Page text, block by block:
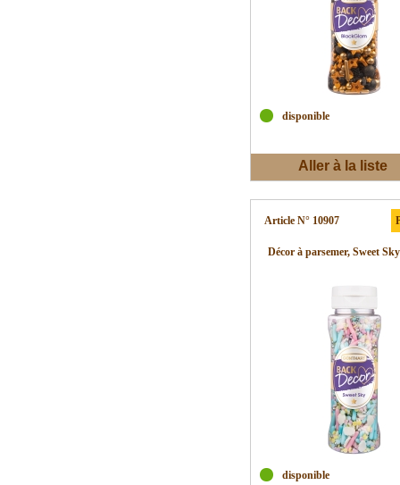
disponible
Aller à la liste
Article N° 10907
Décor à parsemer, Sweet
disponible